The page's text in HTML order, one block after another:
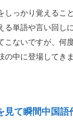
しっかり覚えるこ
る単語や言い回し
こないですが、何
の中に登場してきま
見て瞬間中国語